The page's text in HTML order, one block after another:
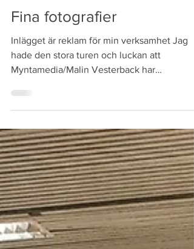
7 feb. 2021
Fina fotografier
Inlägget är reklam för min verksamhet Jag
Myntamedia/Malin Vesterback har
fotograferat en del av mina...